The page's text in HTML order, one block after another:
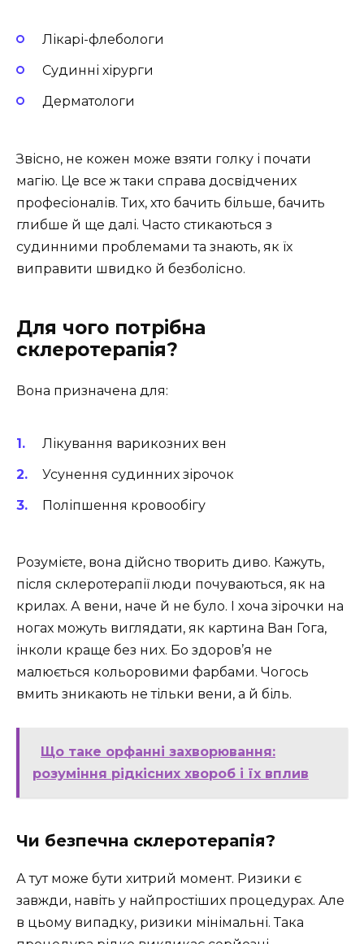
Лікарі-флебологи
Судинні хірурги
Дерматологи
Звісно, не кожен може взяти голку і почати
магію. Це все ж таки справа досвідчених
професіоналів. Тих, хто бачить більше, бачить
глибше й ще далі. Часто стикаються з
судинними проблемами та знають, як їх
виправити швидко й безболісно.
Для чого потрібна
склеротерапія?
Вона призначена для:
Лікування варикозних вен
Усунення судинних зірочок
Поліпшення кровообігу
Розумієте, вона дійсно творить диво. Кажуть,
після склеротерапії люди почуваються, як на
крилах. А вени, наче й не було. І хоча зірочки на
ногах можуть виглядати, як картина Ван Гога,
інколи краще без них. Бо здоров’я не
малюється кольоровими фарбами. Чогось
вмить зникають не тільки вени, а й біль.
Що таке орфанні захворювання:
розуміння рідкісних хвороб і їх вплив
Чи безпечна склеротерапія?
А тут може бути хитрий момент. Ризики є
завжди, навіть у найпростіших процедурах. Але
в цьому випадку, ризики мінімальні. Така